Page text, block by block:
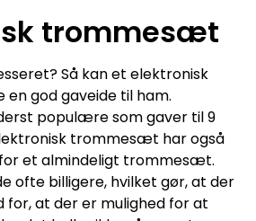
trommesæt
Så kan et elektronisk
god gaveide til ham.
populære som gaver til 9
trommesæt har også
et almindeligt trommesæt.
ofte billigere, hvilket gør, at der
for, at der er mulighed for at